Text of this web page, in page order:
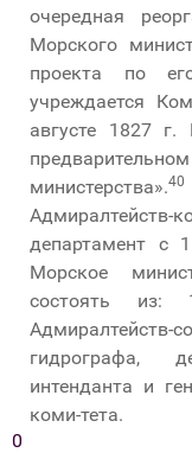
очередная
Морского
проекта по
учреждается
августе 1827
министерства».40
департамент с
Морское
состоять из:
гидрографа,
интенданта и
коми-тета.
0